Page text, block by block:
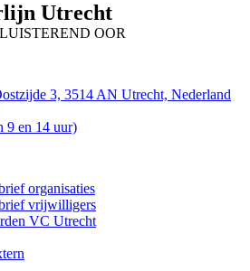
Utrecht
OOR
3, 3514 AN Utrecht, Nederland
9 en 14 uur)
organisaties
vrijwilligers
VC Utrecht